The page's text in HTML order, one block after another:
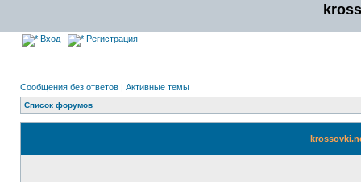
Вход Регистрация
Сообщения без ответов | Активные темы
Список форумов